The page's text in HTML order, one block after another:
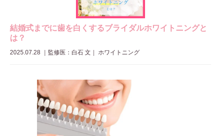
結婚式までに歯を白くするブライダルホワイトニングと
は？
2025.07.28 監修医：白石 文 ｜ ホワイトニング